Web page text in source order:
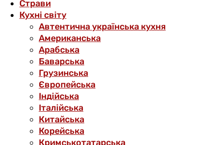
Страви
Кухні світу
Автентична українська кухня
Американська
Арабська
Баварська
Грузинська
Європейська
Індійська
Італійська
Китайська
Корейська
Кримськотатарська